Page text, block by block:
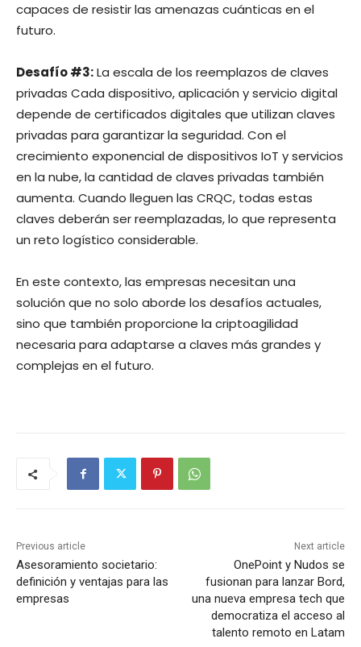
capaces de resistir las amenazas cuánticas en el
futuro.
Desafío #3:La escala de los reemplazos de claves
privadas Cada dispositivo, aplicación y servicio digital
depende de certificados digitales que utilizan claves
privadas para garantizar la seguridad. Con el
crecimiento exponencial de dispositivos IoT y servicios
en la nube, la cantidad de claves privadas también
aumenta. Cuando lleguen las CRQC, todas estas
claves deberán ser reemplazadas, lo que representa
un reto logístico considerable.
En este contexto, las empresas necesitan una
solución que no solo aborde los desafíos actuales,
sino que también proporcione la criptoagilidad
necesaria para adaptarse a claves más grandes y
complejas en el futuro.
Previous article
Asesoramiento societario:
definición y ventajas para las
empresas
Next article
OnePoint y Nudos se
fusionan para lanzar Bord,
una nueva empresa tech que
democratiza el acceso al
talento remoto en Latam